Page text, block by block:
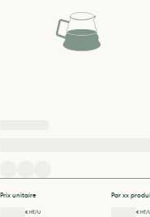
Prix unitaire
€ HT/U
Par xx
€ HT/